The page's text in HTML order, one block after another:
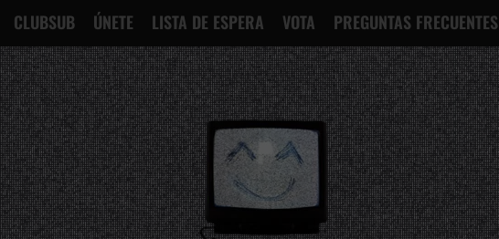
CLUBSUB ÚNETE LISTA DE ESPERA VOTA PREGUNTAS FRECUENTES